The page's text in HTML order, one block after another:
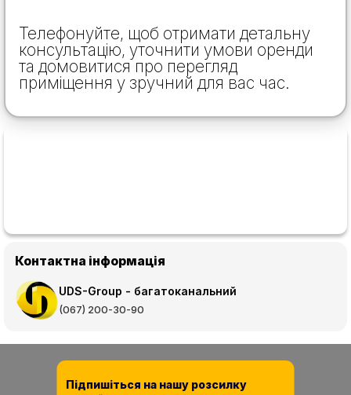
Телефонуйте, щоб отримати детальну
консультацію, уточнити умови оренди
та домовитися про перегляд
приміщення у зручний для вас час.
Контактна інформація
UDS-Group - багатоканальний
(067) 200-30-90
Підпишіться на нашу розсилку